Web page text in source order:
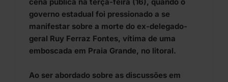
governo estadual foi pressionado a se
manifestar sobre a morte do ex-delegado-
geral Ruy Ferraz Fontes, vítima de uma
emboscada em Praia Grande, no litoral.
Ao ser abordado sobre as discussões em